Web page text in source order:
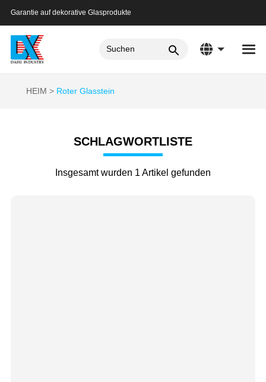
Garantie auf dekorative Glasprodukte
HEIM Roter Glasstein
SCHLAGWORTLISTE
Insgesamt wurden 1 Artikel gefunden